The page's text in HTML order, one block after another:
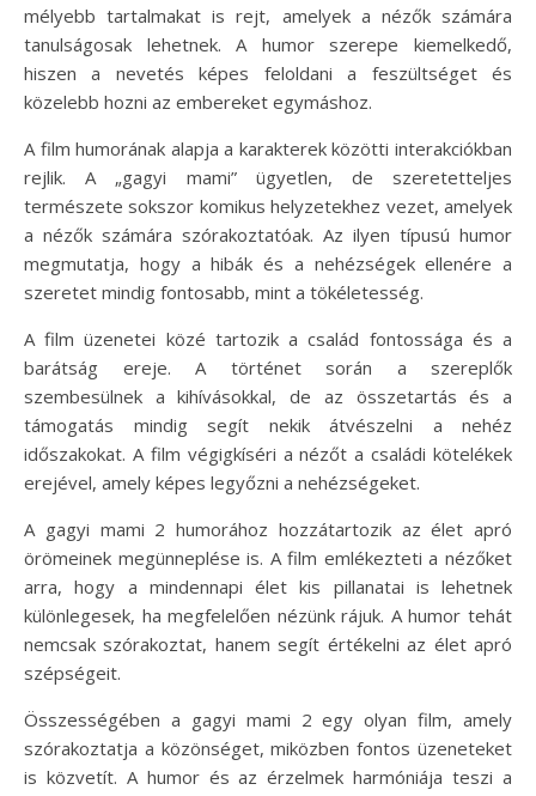
mélyebb tartalmakat is rejt, amelyek a nézők számára
tanulságosak lehetnek. A humor szerepe kiemelkedő,
hiszen a nevetés képes feloldani a feszültséget és
közelebb hozni az embereket egymáshoz.
A film humorának alapja a karakterek közötti interakciókban
rejlik. A „gagyi mami” ügyetlen, de szeretetteljes
természete sokszor komikus helyzetekhez vezet, amelyek
a nézők számára szórakoztatóak. Az ilyen típusú humor
megmutatja, hogy a hibák és a nehézségek ellenére a
szeretet mindig fontosabb, mint a tökéletesség.
A film üzenetei közé tartozik a család fontossága és a
barátság ereje. A történet során a szereplők
szembesülnek a kihívásokkal, de az összetartás és a
támogatás mindig segít nekik átvészelni a nehéz
időszakokat. A film végigkíséri a nézőt a családi kötelékek
erejével, amely képes legyőzni a nehézségeket.
A gagyi mami 2 humorához hozzátartozik az élet apró
örömeinek megünneplése is. A film emlékezteti a nézőket
arra, hogy a mindennapi élet kis pillanatai is lehetnek
különlegesek, ha megfelelően nézünk rájuk. A humor tehát
nemcsak szórakoztat, hanem segít értékelni az élet apró
szépségeit.
Összességében a gagyi mami 2 egy olyan film, amely
szórakoztatja a közönséget, miközben fontos üzeneteket
is közvetít. A humor és az érzelmek harmóniája teszi a